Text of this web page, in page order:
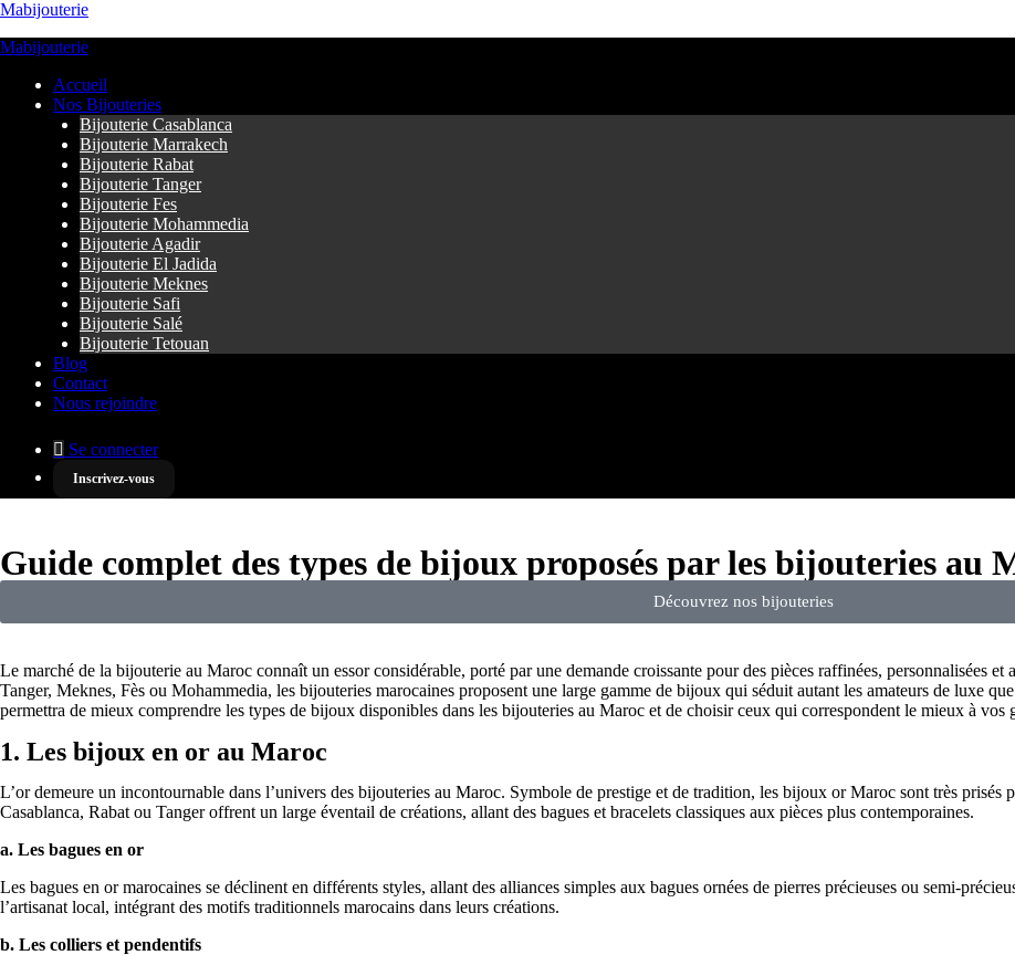
Mabijouterie
Mabijouterie
Accueil
Nos Bijouteries
Bijouterie Casablanca
Bijouterie Marrakech
Bijouterie Rabat
Bijouterie Tanger
Bijouterie Fes
Bijouterie Mohammedia
Bijouterie Agadir
Bijouterie El Jadida
Bijouterie Meknes
Bijouterie Safi
Bijouterie Salé
Bijouterie Tetouan
Blog
Contact
Nous rejoindre
Se connecter
Inscrivez-vous
Guide complet des types de bijoux proposés par les bijouteries au
Découvrez nos bijouteries
Le marché de la bijouterie au Maroc connaît un essor considérable, porté par une demande croissante pour des pièces raffinées, personnalisées et
Tanger, Meknes, Fès ou Mohammedia, les bijouteries marocaines proposent une large gamme de bijoux qui séduit autant les amateurs de luxe
permettra de mieux comprendre les types de bijoux disponibles dans les bijouteries au Maroc et de choisir ceux qui correspondent le mieux à vos
1. Les bijoux en or au Maroc
L’or demeure un incontournable dans l’univers des bijouteries au Maroc. Symbole de prestige et de tradition, les bijoux or Maroc sont très
Casablanca, Rabat ou Tanger offrent un large éventail de créations, allant des bagues et bracelets classiques aux pièces plus contemporaines.
a. Les bagues en or
Les bagues en or marocaines se déclinent en différents styles, allant des alliances simples aux bagues ornées de pierres précieuses ou semi-
l’artisanat local, intégrant des motifs traditionnels marocains dans leurs créations.
b. Les colliers et pendentifs